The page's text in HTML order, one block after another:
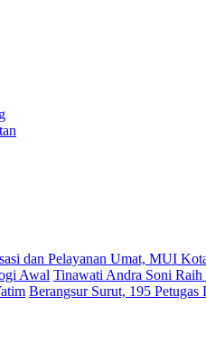
dan Pelayanan Umat, MUI
Awal Tinawati Andra Soni Raih
Berangsur Surut, 195